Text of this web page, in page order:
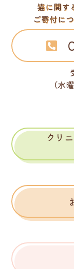
猫に関す
ご寄付に
（水
クリ